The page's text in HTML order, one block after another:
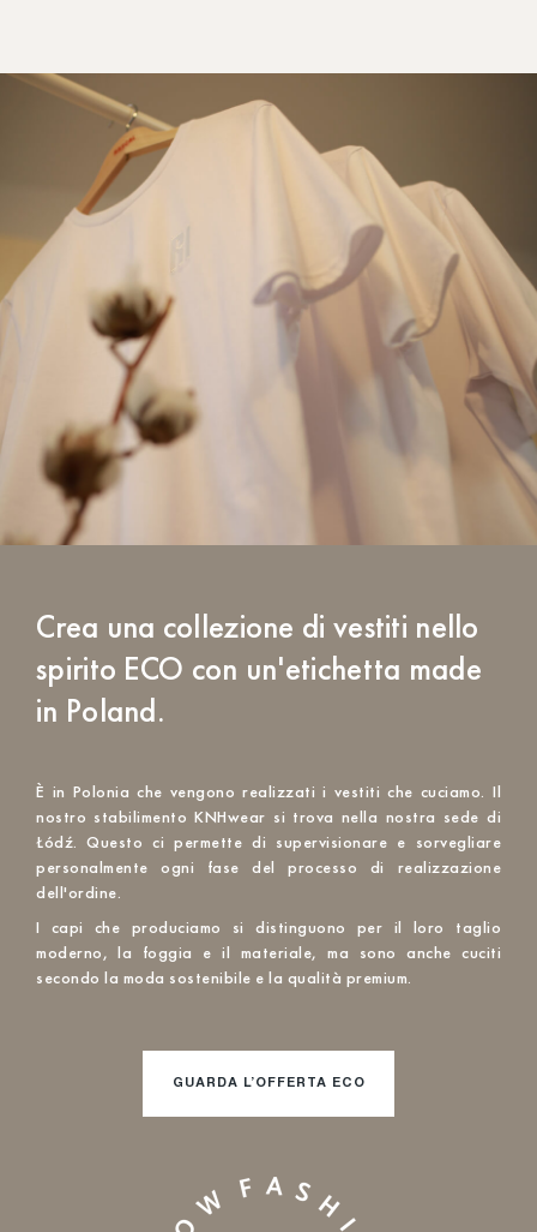
Crea una collezione di vestiti nello
spirito ECO con un'etichetta made
in Poland.
È in Polonia che vengono realizzati i vestiti che cuciamo. Il
nostro stabilimento KNHwear si trova nella nostra sede di
Łódź. Questo ci permette di supervisionare e sorvegliare
personalmente ogni fase del processo di realizzazione
dell'ordine.
I capi che produciamo si distinguono per il loro taglio
moderno, la foggia e il materiale, ma sono anche cuciti
secondo la moda sostenibile e la qualità premium.
GUARDA L’OFFERTA ECO